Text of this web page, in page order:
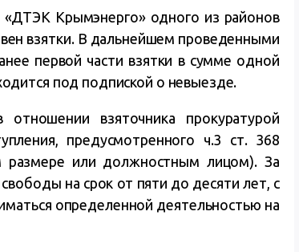
Крымэнерго» одного из районов
взятки. В дальнейшем проведенными
первой части взятки в сумме одной
под подпиской о невыезде.
взяточника прокуратурой
предусмотренного ч.3 ст. 368
размере или должностным лицом). За
на срок от пяти до десяти лет, с
определенной деятельностью на